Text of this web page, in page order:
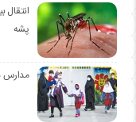
پشه
مدارس